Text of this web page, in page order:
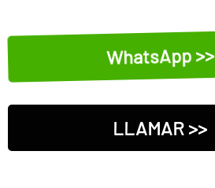
WhatsApp >>
LLAMAR >>